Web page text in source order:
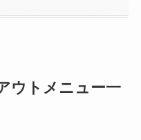
ウトメニュー一